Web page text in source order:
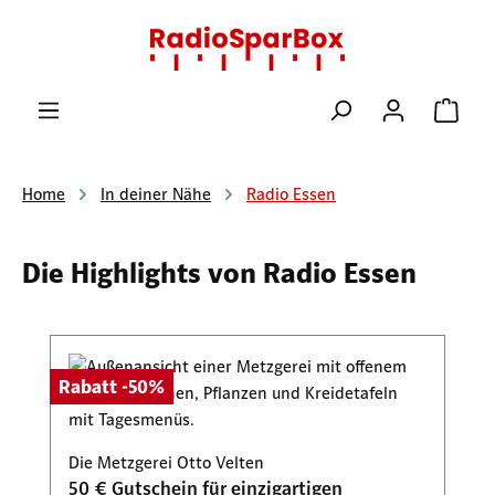
Zum Hauptinhalt springen
Home In deiner Nähe Radio Essen
Die Highlights von Radio Essen
Rabatt -50%
Die Metzgerei Otto Velten
50 € Gutschein für einzigartigen